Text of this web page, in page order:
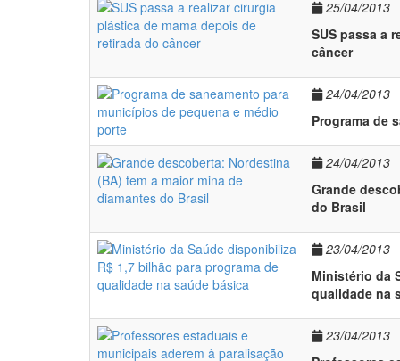
25/04/2013
SUS passa a
câncer
24/04/2013
Programa de
24/04/2013
Grande
do Brasil
23/04/2013
Ministério da
qualidade na
23/04/2013